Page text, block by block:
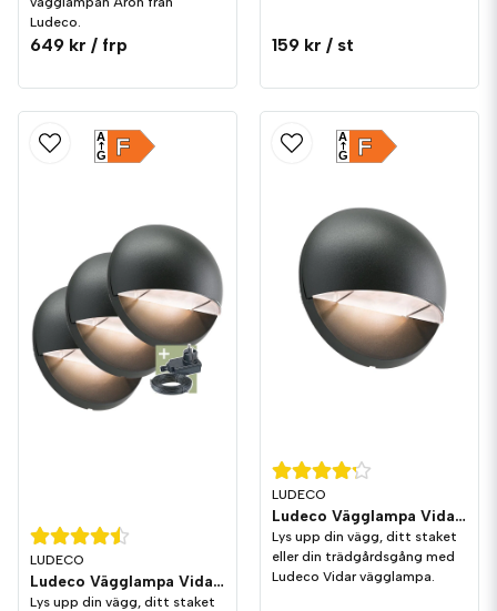
Ludeco.
649 kr / frp 159 kr / st
LUDECO
Ludeco Vägglampa Vidar 1,0W 90lm IP44 3-pack
Lys upp din vägg, ditt staket
F
A
G
LUDECO
Ludeco Vägglampa Vidar 1,0W 90lm IP44
Lys upp din vägg, ditt staket
eller din trädgårdsgång med
Ludeco Vidar vägglampa.
F
A
G